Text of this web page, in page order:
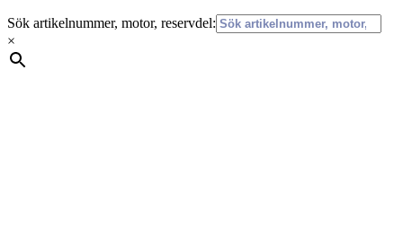
Sök artikelnummer, motor, reservdel:
×